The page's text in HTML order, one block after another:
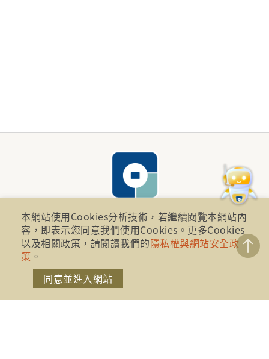
財團法人金融消費評議中心 著作權所有
地址：10041台北市忠孝西路一段四號17樓(崇聖大樓)
本網站使用Cookies分析技術，若繼續閱覽本網站內
容，即表示您同意我們使用Cookies。更多Cookies
以及相關政策，請閱讀我們的隱私權與網站安全政
策 。
同意並進入網站